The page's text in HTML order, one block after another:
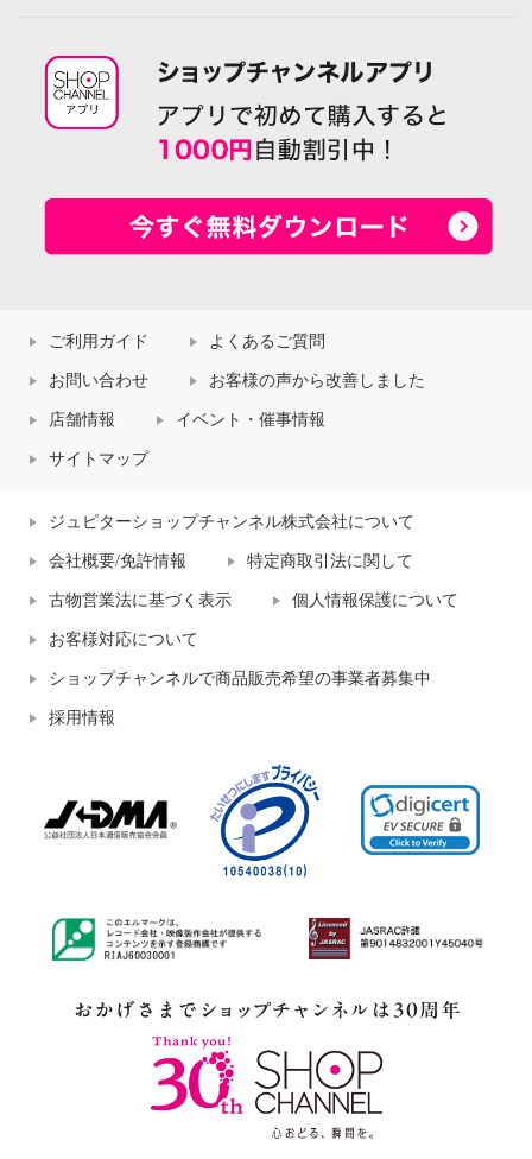
ご利用ガイド よくあるご質問
お問い合わせ お客様の声から改善しました
店舗情報 イベント・催事情報
サイトマップ
ジュピターショップチャンネル株式会社について
会社概要/免許情報 特定商取引法に関して
古物営業法に基づく表示 個人情報保護について
お客様対応について
ショップチャンネルで商品販売希望の事業者募集中
採用情報